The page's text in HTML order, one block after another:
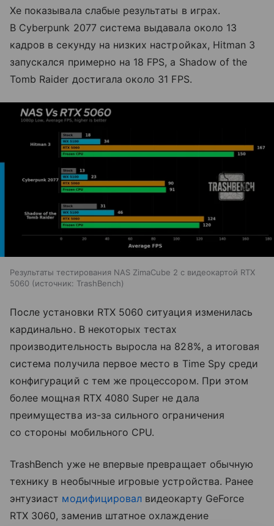
Xe показывала слабые результаты в играх.
В Cyberpunk 2077 система выдавала около 13
кадров в секунду на низких настройках, Hitman 3
запускался примерно на 18 FPS, а Shadow of the
Tomb Raider достигала около 31 FPS.
Результаты тестирования NAS ZimaCube 2 с видеокартой RTX
5060
источник: TrashBench
После установки RTX 5060 ситуация изменилась
кардинально. В некоторых тестах
производительность выросла на 828%, а итоговая
система получила первое место в Time Spy среди
конфигураций с тем же процессором. При этом
более мощная RTX 4080 Super не дала
преимущества из-за сильного ограничения
со стороны мобильного CPU.
TrashBench уже не впервые превращает обычную
технику в необычные игровые устройства. Ранее
энтузиаст модифицировал видеокарту GeForce
RTX 3060, заменив штатное охлаждение